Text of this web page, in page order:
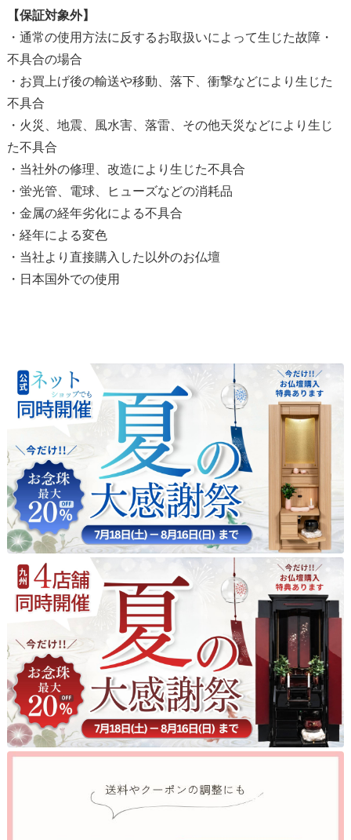
【保証対象外】
・通常の使用方法に反するお取扱いによって生じた故障・
不具合の場合
・お買上げ後の輸送や移動、落下、衝撃などにより生じた
不具合
・火災、地震、風水害、落雷、その他天災などにより生じ
た不具合
・当社外の修理、改造により生じた不具合
・蛍光管、電球、ヒューズなどの消耗品
・金属の経年劣化による不具合
・経年による変色
・当社より直接購入した以外のお仏壇
・日本国外での使用